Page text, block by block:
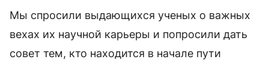
Мы спросили выдающихся ученых о важных
вехах их научной карьеры и попросили дать
совет тем, кто находится в начале пути